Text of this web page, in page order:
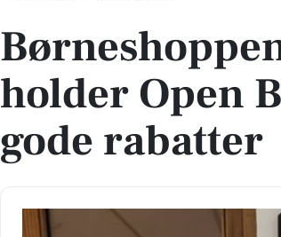
holder Open
gode rabatter